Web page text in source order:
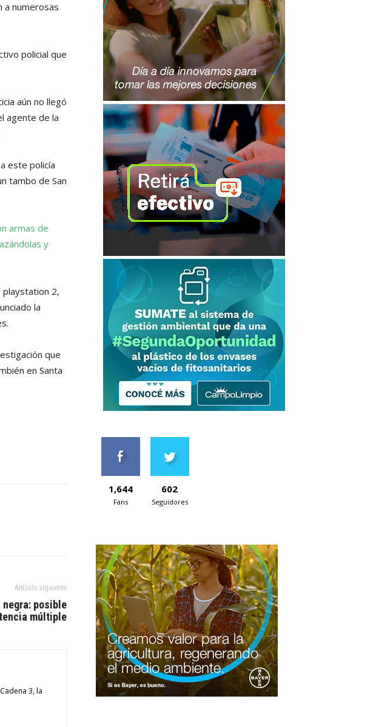
a numerosas
policial que
aún no llegó
agente de la
este policía
tambo de San
armas de
y
playstation 2,
la
que
en Santa
Artículo siguiente
posible
múltiple
3, la
1,644
Fans
602
Seguidores